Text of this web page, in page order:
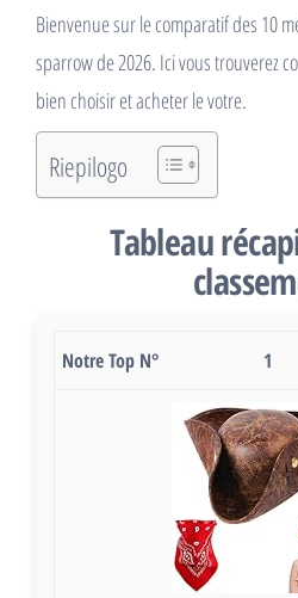
Bienvenue sur le comparatif des 10
sparrow de 2026. Ici vous trouverez
bien choisir et acheter le votre.
Riepilogo
Tableau
1